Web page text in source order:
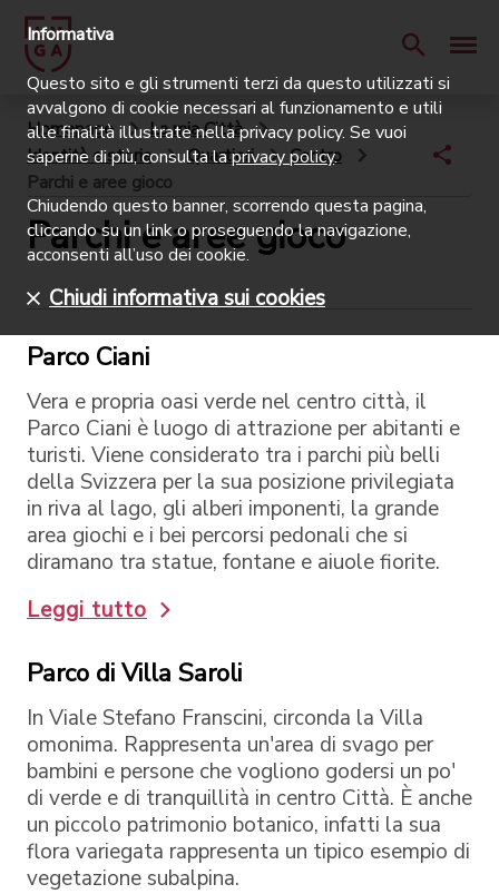
Homepage
La mia Città
Identità e storia
Quartieri
Centro
Parchi e aree gioco
Parchi e aree gioco
Parco Ciani
Vera e propria oasi verde nel centro città, il
Parco Ciani è luogo di attrazione per abitanti e
turisti. Viene considerato tra i parchi più belli
della Svizzera per la sua posizione privilegiata
in riva al lago, gli alberi imponenti, la grande
area giochi e i bei percorsi pedonali che si
diramano tra statue, fontane e aiuole fiorite.
Leggi tutto
Parco di Villa Saroli
In Viale Stefano Franscini, circonda la Villa
omonima. Rappresenta un'area di svago per
bambini e persone che vogliono godersi un po'
di verde e di tranquillità in centro Città. È anche
un piccolo patrimonio botanico, infatti la sua
flora variegata rappresenta un tipico esempio di
vegetazione subalpina.
Informativa
Questo sito e gli strumenti terzi da questo utilizzati si
avvalgono di cookie necessari al funzionamento e utili
alle finalità illustrate nella privacy policy. Se vuoi
saperne di più, consulta laprivacy policy.
Chiudendo questo banner, scorrendo questa pagina,
cliccando su un link o proseguendo la navigazione,
acconsenti all’uso dei cookie.
Chiudi informativa sui cookies